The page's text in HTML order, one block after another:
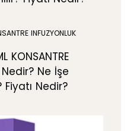
KONSANTRE
Nedir? Ne İşe
Fiyatı Nedir?